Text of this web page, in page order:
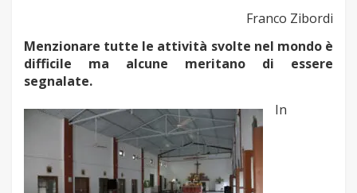
Franco Zibordi
Menzionare tutte le attività svolte nel mondo è
difficile ma alcune meritano di essere
segnalate.
In